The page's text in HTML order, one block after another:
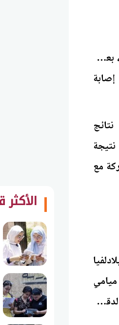
تلقى منتخب الأرجنتين أخبارًا مطمئنة قبل خوض منافسات كأس العالم 2026، بعدما
مع
الأكثر